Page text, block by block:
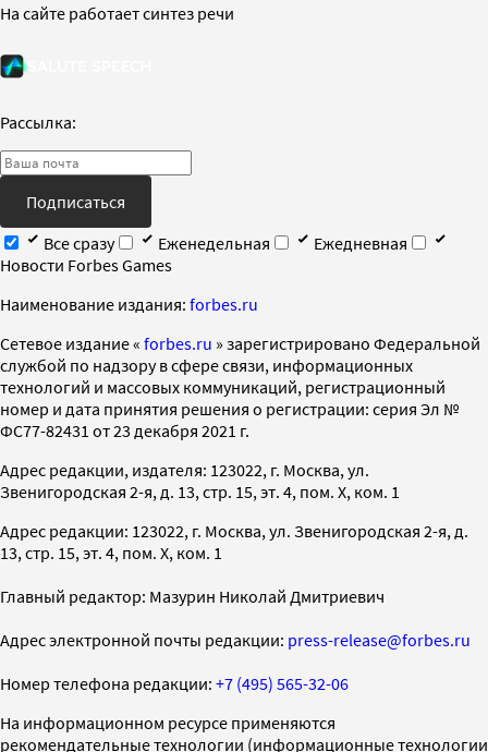
На сайте работает синтез речи
Рассылка:
Подписаться
Все сразу
Еженедельная
Ежедневная
Новости Forbes Games
Наименование издания: forbes.ru
Cетевое издание « forbes.ru » зарегистрировано Федеральной
службой по надзору в сфере связи, информационных
технологий и массовых коммуникаций, регистрационный
номер и дата принятия решения о регистрации: серия Эл №
ФС77-82431 от 23 декабря 2021 г.
Адрес редакции, издателя: 123022, г. Москва, ул.
Звенигородская 2-я, д. 13, стр. 15, эт. 4, пом. X, ком. 1
Адрес редакции: 123022, г. Москва, ул. Звенигородская 2-я, д.
13, стр. 15, эт. 4, пом. X, ком. 1
Главный редактор: Мазурин Николай Дмитриевич
Адрес электронной почты редакции: press-release@forbes.ru
Номер телефона редакции: +7 (495) 565-32-06
На информационном ресурсе применяются
рекомендательные технологии (информационные технологии